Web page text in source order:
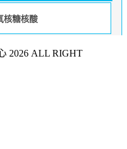
核糖核酸
2026 ALL RIGHT